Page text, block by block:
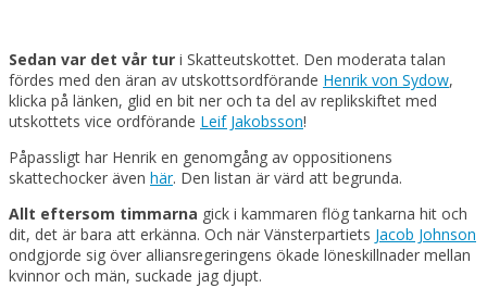
Sedan var det vår tur i Skatteutskottet. Den moderata talan
fördes med den äran av utskottsordförande Henrik von Sydow,
klicka på länken, glid en bit ner och ta del av replikskiftet med
utskottets vice ordförande Leif Jakobsson!
Påpassligt har Henrik en genomgång av oppositionens
skattechocker även här. Den listan är värd att begrunda.
Allt eftersom timmarna gick i kammaren flög tankarna hit och
dit, det är bara att erkänna. Och när Vänsterpartiets Jacob Johnson
ondgjorde sig över alliansregeringens ökade löneskillnader mellan
kvinnor och män, suckade jag djupt.